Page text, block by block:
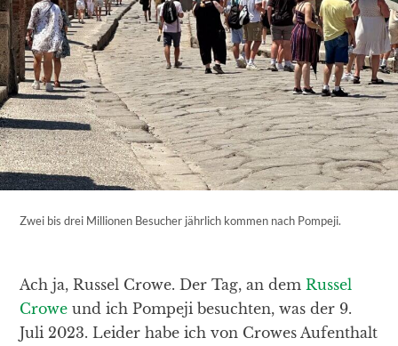
Zwei bis drei Millionen Besucher jährlich kommen nach Pompeji.
Ach ja, Russel Crowe. Der Tag, an demRussel
Crowe und ich Pompeji besuchten, was der 9.
Juli 2023. Leider habe ich von Crowes Aufenthalt